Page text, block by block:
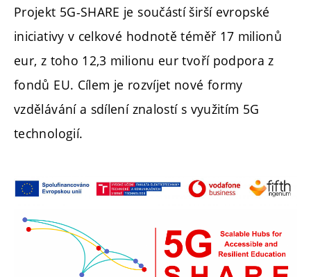
Projekt 5G-SHARE je součástí širší evropské
iniciativy v celkové hodnotě téměř 17 milionů
eur, z toho 12,3 milionu eur tvoří podpora z
fondů EU. Cílem je rozvíjet nové formy
vzdělávání a sdílení znalostí s využitím 5G
technologií.